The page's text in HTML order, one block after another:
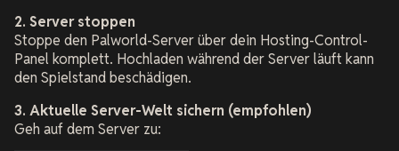
2. Server stoppen
Stoppe den Palworld-Server über dein Hosting-Control-
Panel komplett. Hochladen während der Server läuft kann
den Spielstand beschädigen.
3. Aktuelle Server-Welt sichern (empfohlen)
Geh auf dem Server zu: